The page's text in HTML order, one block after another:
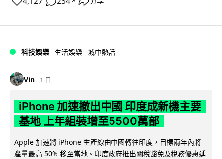
科技娛樂 生活娛樂 城中熱話
Vin 1 日
iPhone 加速撤出中國 印度成新機主要
基地 上年組裝增至5500萬部
Apple 加速將 iPhone 生產線由中國轉往印度，目標兩年內將
產量最高 50% 移至當地。印度政府推出關稅豁免及稅務優惠延